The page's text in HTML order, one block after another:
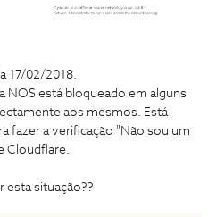
17/02/2018.
NOS está bloqueado em alguns
aos mesmos. Está
fazer a verificação "Não sou um
Cloudflare.
esta situação??